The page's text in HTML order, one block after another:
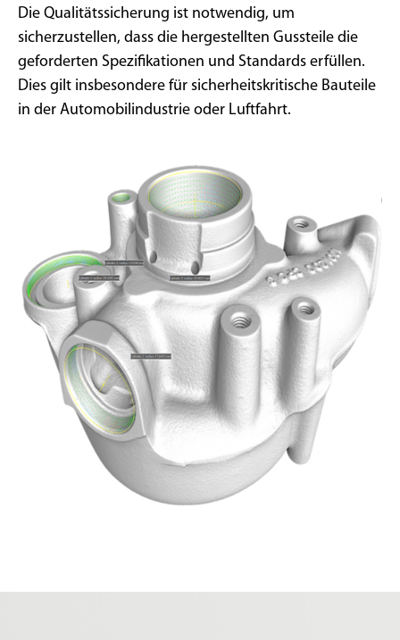
Die Qualitätssicherung ist notwendig, um
sicherzustellen, dass die hergestellten Gussteile die
geforderten Spezifikationen und Standards erfüllen.
Dies gilt insbesondere für sicherheitskritische Bauteile
in der Automobilindustrie oder Luftfahrt.